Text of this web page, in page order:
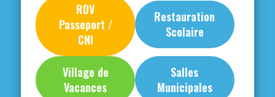
RDV
Passeport /
CNI
Restauration
Scolaire
Village de
Vacances
Salles
Municipales